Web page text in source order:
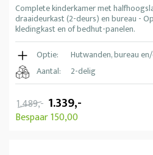
Complete kinderkamer met
draaideurkast (2-deurs) en bureau -
kledingkast en of bedhut-panelen.
Optie:
Hutwanden, bureau
Aantal:
2-delig
1.489,- 1.339,-
Bespaar 150,00